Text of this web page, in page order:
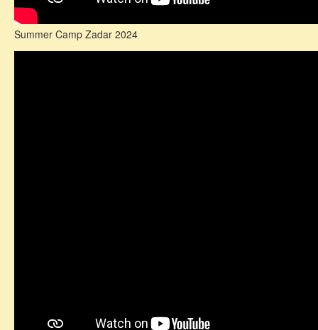
Summer Camp Zadar 2024